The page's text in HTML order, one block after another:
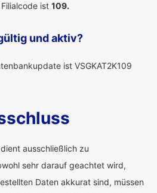
ist 109.
und aktiv?
ist VSGKAT2K109
ausschließlich zu
sehr darauf geachtet wird,
Daten akkurat sind, müssen